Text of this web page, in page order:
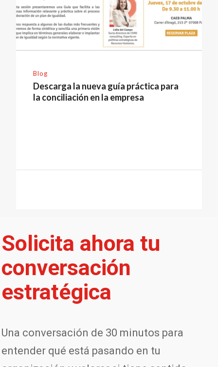
Blog
Descarga la nueva guía práctica para
la conciliación en la empresa
Solicita ahora tu
conversación
estratégica
Una conversación de 30 minutos para
entender qué está pasando en tu